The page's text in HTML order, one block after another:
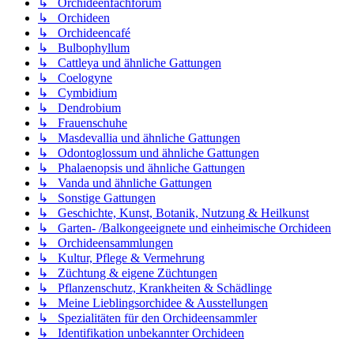
↳ Orchideen
↳ Orchideencafé
↳ Bulbophyllum
↳ Cattleya und ähnliche Gattungen
↳ Coelogyne
↳ Cymbidium
↳ Dendrobium
↳ Frauenschuhe
↳ Masdevallia und ähnliche Gattungen
↳ Odontoglossum und ähnliche Gattungen
↳ Phalaenopsis und ähnliche Gattungen
↳ Vanda und ähnliche Gattungen
↳ Sonstige Gattungen
↳ Geschichte, Kunst, Botanik, Nutzung & Heilkunst
↳ Garten- /Balkongeeignete und einheimische Orchideen
↳ Orchideensammlungen
↳ Kultur, Pflege & Vermehrung
↳ Züchtung & eigene Züchtungen
↳ Pflanzenschutz, Krankheiten & Schädlinge
↳ Meine Lieblingsorchidee & Ausstellungen
↳ Spezialitäten für den Orchideensammler
↳ Identifikation unbekannter Orchideen